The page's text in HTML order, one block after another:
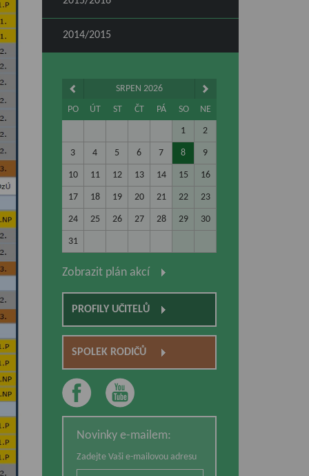
2014/2015
SRPEN 2026
PO
ÚT ST ČT PÁ SO NE
1 2
3 4 5 6 7 8 9
10 11 12 13 14 15 16
17 18 19 20 21 22 23
24 25 26 27 28 29 30
31
Zobrazit plán akcí
PROFILY UČITELŮ
SPOLEK RODIČŮ
Novinky e-mailem:
Zadejte Vaši e-mailovou adresu